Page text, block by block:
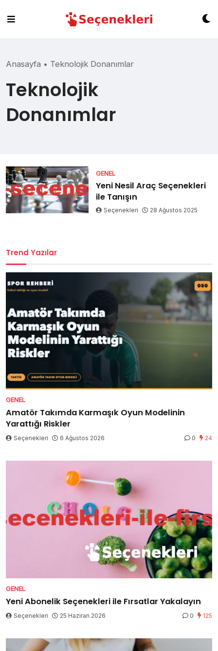
content
Anasayfa • Teknolojik Donanımlar
Teknolojik
Donanımlar
GENEL
Yeni Nesil Araç Seçenekleri
ile Tanışın
Seçenekleri 28 Ağustos 2025
Trend Yazılar
GENEL
Amatör Takımda Karmaşık Oyun Modelinin
Yarattığı Riskler
Seçenekleri 6 Ağustos 2026 0 24
GENEL
Yeni Abonelik Seçenekleri ile Fırsatlar Yakalayın
Seçenekleri 25 Haziran 2026 0 125